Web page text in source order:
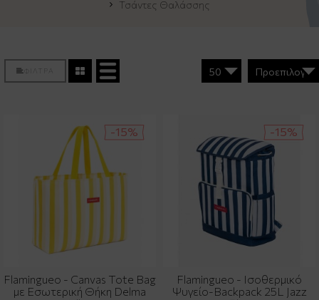
Τσάντες Θαλάσσης
ΦΙΛΤΡΑ
-15%
Flamingueo - Canvas Tote Bag
με Εσωτερική Θήκη Delma
-15%
Flamingueo - Ισοθερμικό
Ψυγείο-Backpack 25L Jazz